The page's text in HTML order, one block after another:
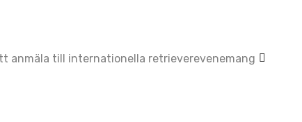
anmäla till internationella retrieverevenemang